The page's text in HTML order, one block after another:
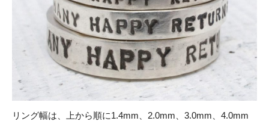
リング幅は、上から順に1.4mm、2.0mm、3.0mm、4.0mm